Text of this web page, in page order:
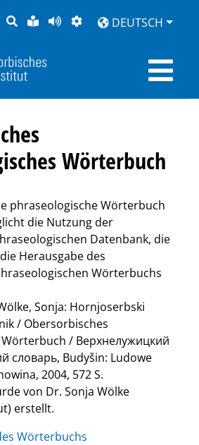
SUCHELEICHTE
SPRACHE
SEITEDARSTELLUNG
DEUTSCH
Wörterbuch
phraseologische Wörterbuch
die Nutzung der
Datenbank, die
Herausgabe des
Wörterbuchs
Sonja: Hornjoserbski
/ Obersorbisches
/ Верхнелужицкий
словарь, Budyšin: Ludowe
2004, 572 S.
von Dr. Sonja Wölke
erstellt.
Wörterbuchs